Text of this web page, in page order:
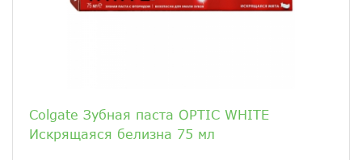
Colgate Зубная паста OPTIC WHITE
Искрящаяся белизна 75 мл